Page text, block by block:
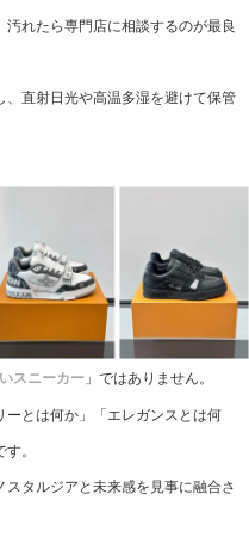
れたら専門店に相談するのが最良
直射日光や高温多湿を避けて保管
スニーカー 」ではありません。
とは何か」「エレガンスとは何
。
タルジアと未来感を見事に融合さ